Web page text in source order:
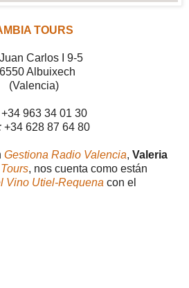
TOURS
Carlos I 9-5
Albuixech
(Valencia)
+34 963 34 01 30
+34 628 87 64 80
Gestiona Radio Valencia, Valeria
, nos cuenta como están
Vino Utiel-Requena con el